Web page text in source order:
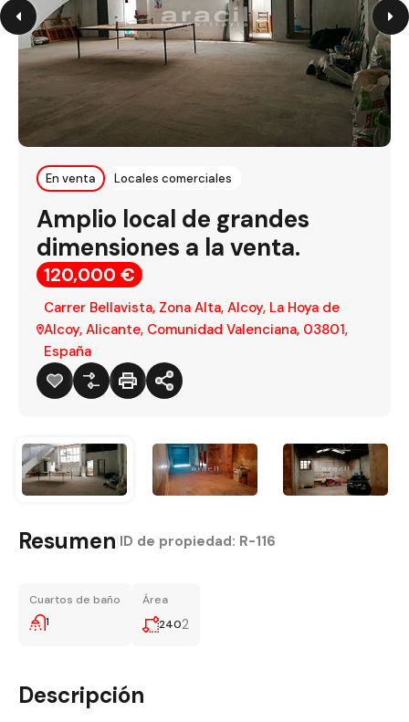
En venta Locales comerciales
Amplio local de grandes
dimensiones a la venta.
120,000 €
Carrer Bellavista, Zona Alta, Alcoy, La Hoya de
Alcoy, Alicante, Comunidad Valenciana, 03801,
España
Resumen ID de propiedad: R-116
Cuartos de baño
1
Área
2402
Descripción